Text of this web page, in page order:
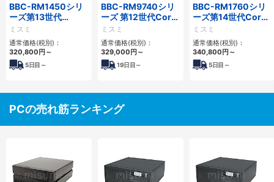
BBC-RM1450シリ
ーズ第13世代
Core・12世代
Celeron対応ラック
マウント4PCIe
ミスミ
通常価格(税別)：
320,800円～
5日目～
BBC-RM9740シリ
ーズ 第12世代Core
対応ラックマウント
FAPC4PCI・3PCIe
ミスミ
通常価格(税別)：
329,000円～
19日目～
BBC-RM1760シリ
ーズ第14世代Core
対応ラックマウント
3PCIe
ミスミ
通常価格(税別)：
340,800円～
5日目～
PCの売れ筋ランキング